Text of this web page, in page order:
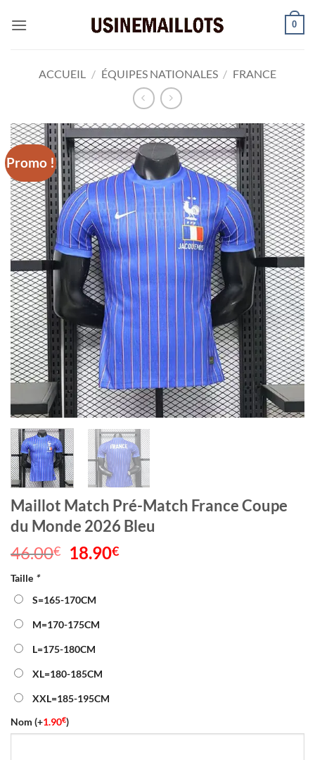
0
ACCUEIL / ÉQUIPES NATIONALES / FRANCE
Promo !
Maillot Match Pré-Match France Coupe
du Monde 2026 Bleu
46.00€
Le
était :
46.00€.
18.90€
Taille *
S=165-170CM
M=170-175CM
L=175-180CM
XL=180-185CM
XXL=185-195CM
Nom (+1.90€)